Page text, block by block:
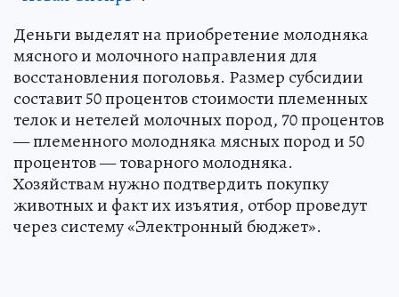
Деньги выделят на приобретение молодняка
мясного и молочного направления для
восстановления поголовья. Размер субсидии
составит 50 процентов стоимости племенных
телок и нетелей молочных пород, 70 процентов
— племенного молодняка мясных пород и 50
процентов — товарного молодняка.
Хозяйствам нужно подтвердить покупку
животных и факт их изъятия, отбор проведут
через систему «Электронный бюджет».